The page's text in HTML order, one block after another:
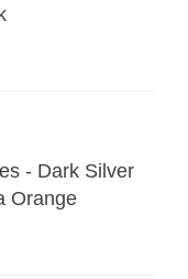
- Dark Silver
Orange